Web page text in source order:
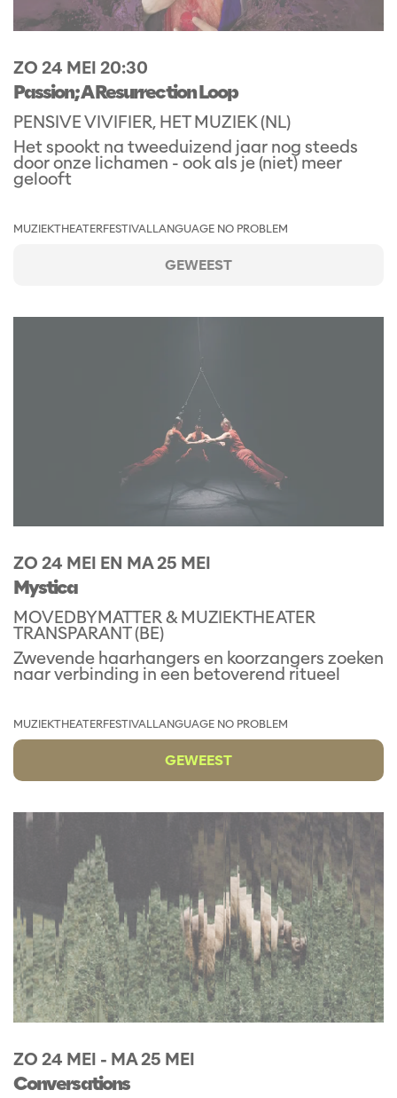
Passion; A Resurrection Loop
PENSIVE VIVIFIER, HET MUZIEK (NL)
ZO 24 MEI 20:30
Het spookt na tweeduizend jaar nog steeds
door onze lichamen - ook als je (niet) meer
gelooft
MUZIEKTHEATERFESTIVALLANGUAGE NO PROBLEM
GEWEEST
Mystica
MOVEDBYMATTER & MUZIEKTHEATER
TRANSPARANT (BE)
ZO 24 MEI EN MA 25 MEI
Zwevende haarhangers en koorzangers zoeken
naar verbinding in een betoverend ritueel
MUZIEKTHEATERFESTIVALLANGUAGE NO PROBLEM
GEWEEST
Conversations
ZO 24 MEI - MA 25 MEI